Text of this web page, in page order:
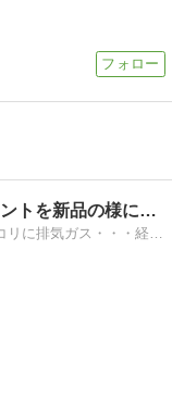
お店の外観：汚れた／色褪せたテントを新品の様に復活させる方法